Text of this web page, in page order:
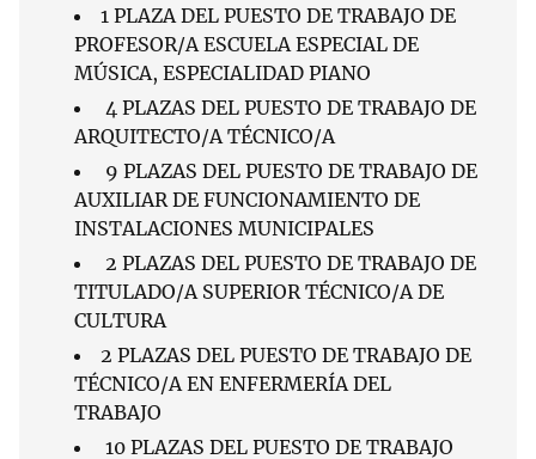
1 PLAZA DEL PUESTO DE TRABAJO DE
PROFESOR/A ESCUELA ESPECIAL DE
MÚSICA, ESPECIALIDAD PIANO
4 PLAZAS DEL PUESTO DE TRABAJO DE
ARQUITECTO/A TÉCNICO/A
9 PLAZAS DEL PUESTO DE TRABAJO DE
AUXILIAR DE FUNCIONAMIENTO DE
INSTALACIONES MUNICIPALES
2 PLAZAS DEL PUESTO DE TRABAJO DE
TITULADO/A SUPERIOR TÉCNICO/A DE
CULTURA
2 PLAZAS DEL PUESTO DE TRABAJO DE
TÉCNICO/A EN ENFERMERÍA DEL
TRABAJO
10 PLAZAS DEL PUESTO DE TRABAJO